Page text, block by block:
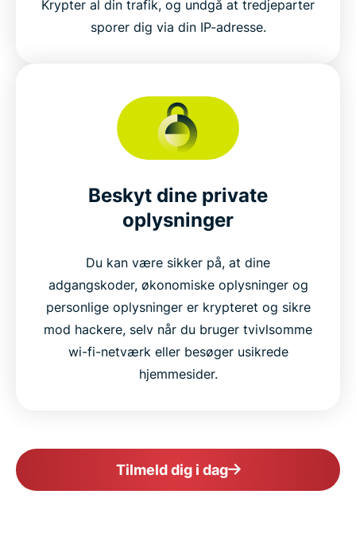
Krypter al din trafik, og undgå at tredjeparter
sporer dig via din IP-adresse.
Beskyt dine private
oplysninger
Du kan være sikker på, at dine
adgangskoder, økonomiske oplysninger og
personlige oplysninger er krypteret og sikre
mod hackere, selv når du bruger tvivlsomme
wi-fi-netværk eller besøger usikrede
hjemmesider.
Tilmeld dig i dag